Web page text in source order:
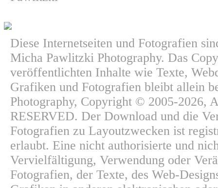
Diese Internetseiten und Fotografien
Micha Pawlitzki Photography. Das
veröffentlichten Inhalte wie Texte,
Grafiken und Fotografien bleibt allein
Photography, Copyright © 2005-2026,
RESERVED. Der Download und die
Fotografien zu Layoutzwecken ist
erlaubt. Eine nicht authorisierte und
Vervielfältigung, Verwendung oder
Fotografien, der Texte, des Web-